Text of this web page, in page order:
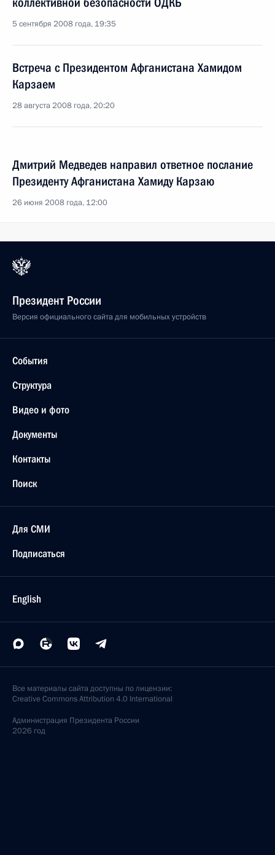
5 сентября 2008 года, 19:35
Встреча с Президентом Афганистана Хамидом
Карзаем
28 августа 2008 года, 20:20
Дмитрий Медведев направил ответное послание
Президенту Афганистана Хамиду Карзаю
26 июня 2008 года, 12:00
Президент России
Версия официального сайта для мобильных устройств
События
Структура
Видео и фото
Документы
Контакты
Поиск
Для СМИ
Подписаться
English
Все материалы сайта доступны по лицензии:
Creative Commons Attribution 4.0 International
Администрация Президента России
2026 год